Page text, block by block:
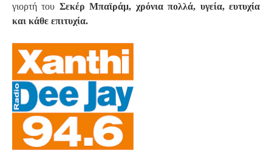
γιορτή του Σεκέρ Μπαϊράμ, χρόνια πολλά, υγεία, ευτυχία
και κάθε επιτυχία.